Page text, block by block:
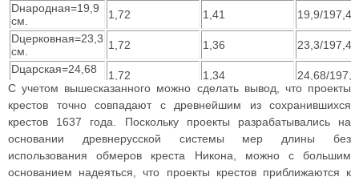
Dнародная=19,9
см.
1,72 1,41
19,9/
Dцерковная=23,3
см.
1,72 1,36
23,3/
Dцарская=24,68
см.
1,72 1,34
24,68/
С учетом вышесказанного можно сделать вывод, что проекты
крестов точно совпадают с древнейшим из сохранившихся
крестов 1637 года. Поскольку проекты разрабатывались на
основании древнерусской системы мер длины без
использования обмеров креста Никона, можно с большим
основанием надеяться, что проекты крестов приближаются к